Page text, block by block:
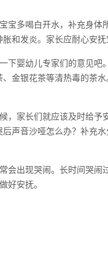
多喝白开水，补充身
和发炎。家长应耐心安抚
下婴幼儿专家们的意见
金银花茶等清热毒的茶
家长们就应该及时给
声音沙哑怎么办？补充
会出现哭闹。长时间哭
好安抚。